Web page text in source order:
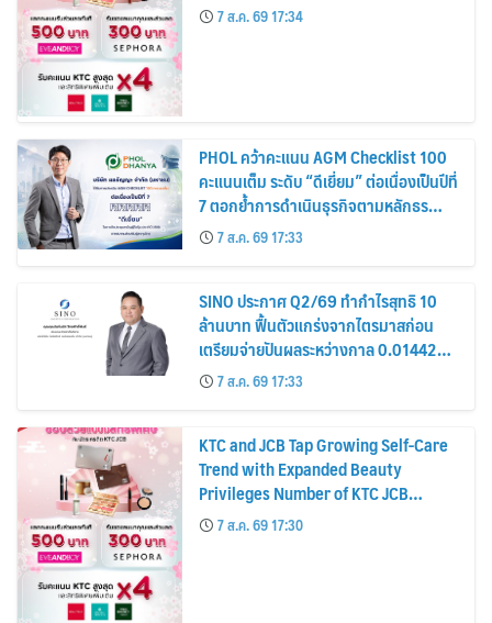
7 ส.ค. 69 17:34
PHOL คว้าคะแนน AGM Checklist 100
คะแนนเต็ม ระดับ “ดีเยี่ยม” ต่อเนื่องเป็นปีที่
7 ตอกย้ำการดำเนินธุรกิจตามหลักธร
รมาภิบาล โปร่งใส สร้างความเชื่อมั่นผู้ถือ
หุ้น
7 ส.ค. 69 17:33
SINO ประกาศ Q2/69 ทำกำไรสุทธิ 10
ล้านบาท ฟื้นตัวแกร่งจากไตรมาสก่อน
เตรียมจ่ายปันผลระหว่างกาล 0.014423
บาทต่อหุ้น ครึ่งปีหลังมุ่งเติบโตต่อเนื่อง
7 ส.ค. 69 17:33
KTC and JCB Tap Growing Self-Care
Trend with Expanded Beauty
Privileges Number of KTC JCB
Cardmembers Spending on
Cosmetics Rises 26%
7 ส.ค. 69 17:30